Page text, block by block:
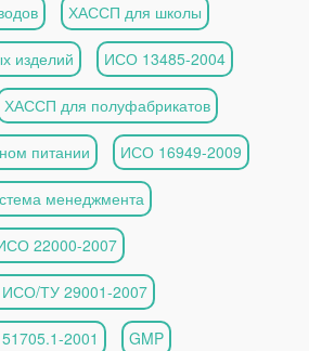
ХАССП для школы
изделий ИСО 13485-2004
ХАССП для полуфабрикатов
питании ИСО 16949-2009
менеджмента
22000-2007
ТУ 29001-2007
2001 GMP